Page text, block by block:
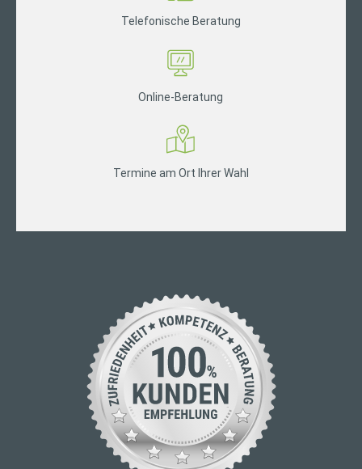
Telefonische Beratung
Online-Beratung
Termine am Ort Ihrer Wahl